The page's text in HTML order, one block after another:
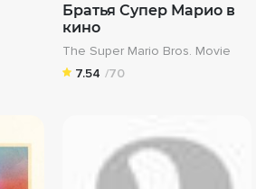
Братья Супер Марио в
кино
The Super Mario Bros. Movie
7.54 /70